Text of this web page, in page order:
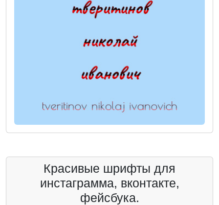
Красивые шрифты для
инстаграмма, вконтакте,
фейсбука.